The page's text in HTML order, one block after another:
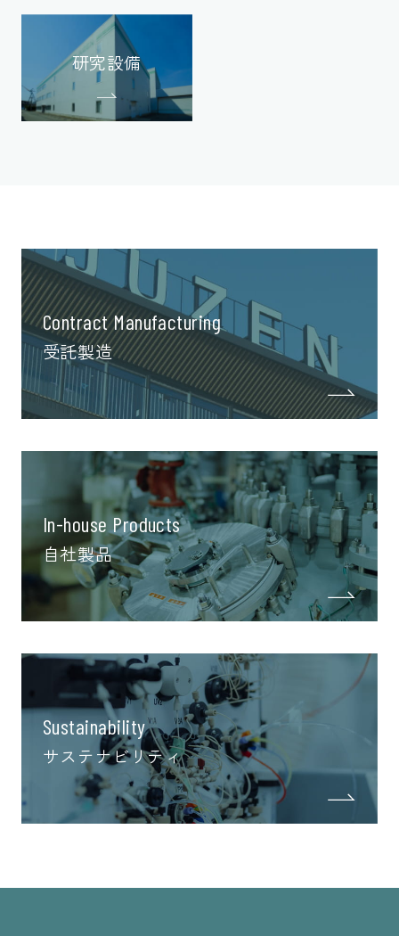
研究設備
受託製造
Contract Manufacturing
自社製品
In-house Products
サステナビリティ
Sustainability